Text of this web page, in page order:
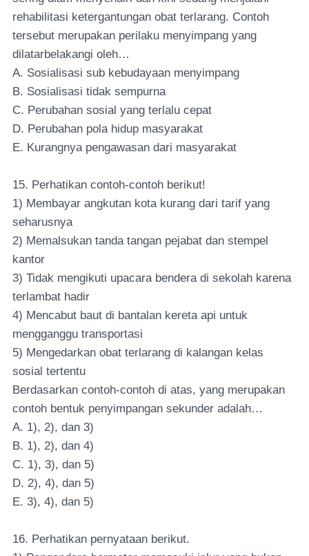
rehabilitasi ketergantungan obat terlarang. Contoh
tersebut merupakan perilaku menyimpang yang
dilatarbelakangi oleh…
A. Sosialisasi sub kebudayaan menyimpang
B. Sosialisasi tidak sempurna
C. Perubahan sosial yang terlalu cepat
D. Perubahan pola hidup masyarakat
E. Kurangnya pengawasan dari masyarakat
15. Perhatikan contoh-contoh berikut!
1) Membayar angkutan kota kurang dari tarif yang
seharusnya
2) Memalsukan tanda tangan pejabat dan stempel
kantor
3) Tidak mengikuti upacara bendera di sekolah karena
terlambat hadir
4) Mencabut baut di bantalan kereta api untuk
mengganggu transportasi
5) Mengedarkan obat terlarang di kalangan kelas
sosial tertentu
Berdasarkan contoh-contoh di atas, yang merupakan
contoh bentuk penyimpangan sekunder adalah…
A. 1), 2), dan 3)
B. 1), 2), dan 4)
C. 1), 3), dan 5)
D. 2), 4), dan 5)
E. 3), 4), dan 5)
16. Perhatikan pernyataan berikut.